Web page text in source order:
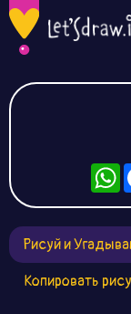
Рисуй и
Копировать